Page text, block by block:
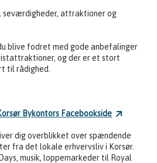
seværdigheder, attraktioner og
blive fodret med gode anbefalinger
og der er et stort
til rådighed.
Bykontors Facebookside
dig overblikket over spændende
fra det lokale erhvervsliv i Korsør.
musik, loppemarkeder til Royal